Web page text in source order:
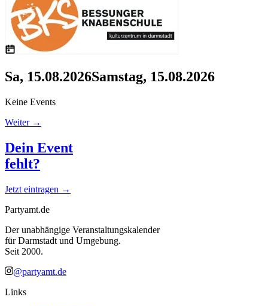
Sa, 15.08.2026Samstag, 15.08.2026
Keine Events
Weiter →
Dein Event
fehlt?
Jetzt eintragen →
Partyamt.de
Der unabhängige Veranstaltungskalender
für Darmstadt und Umgebung.
Seit 2000.
@partyamt.de
Links